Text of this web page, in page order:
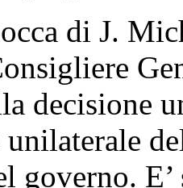
di J.
decisione
governo.